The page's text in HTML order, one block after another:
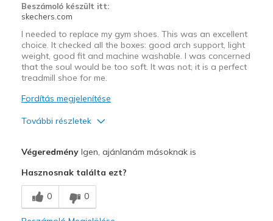
Sizing
Feels true to size
View On Shoes
I'm Into Shoes
Beszámoló készült itt:
skechers.com
I needed to replace my gym shoes. This was an excellent
choice. It checked all the boxes: good arch support, light
weight, good fit and machine washable. I was concerned
that the soul would be too soft. It was not; it is a perfect
treadmill shoe for me.
Fordítás megjelenítése
További részletek
Durable
Legjobb használat
VégeredményIgen, ajánlanám másoknak is
Hasznosnak találta ezt?
0 0